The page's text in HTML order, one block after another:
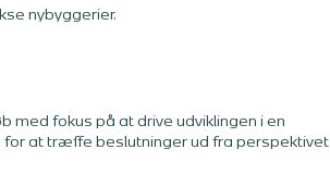
nybyggerier.
fokus på at drive udviklingen i en
for at træffe beslutninger ud fra perspektivet